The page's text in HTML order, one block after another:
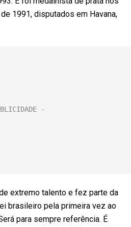
1991, disputados em Havana,
extremo talento e fez parte da
brasileiro pela primeira vez ao
para sempre referência. É